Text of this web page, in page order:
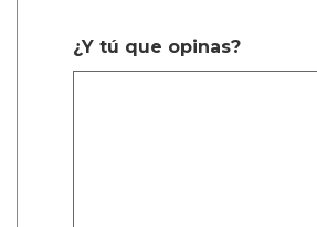
¿Y tú que opinas?